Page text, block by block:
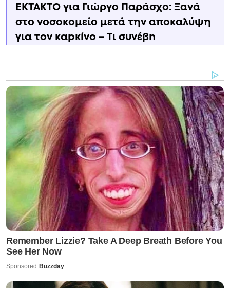
ΕΚΤΑΚΤΟ για Γιώργο Παράσχο: Ξανά
στο νοσοκομείο μετά την αποκαλύψη
για τον καpκíνο – Τι συνέβn